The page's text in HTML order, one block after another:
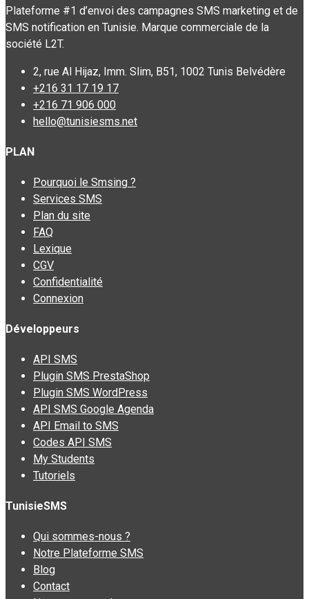
Plateforme #1 d’envoi des campagnes SMS marketing et de
SMS notification en Tunisie. Marque commerciale de la
société L2T.
2, rue Al Hijaz, Imm. Slim, B51, 1002 Tunis Belvédère
+216 31 17 19 17
+216 71 906 000
hello@tunisiesms.net
PLAN
Pourquoi le Smsing ?
Services SMS
Plan du site
FAQ
Lexique
CGV
Confidentialité
Connexion
Développeurs
API SMS
Plugin SMS PrestaShop
Plugin SMS WordPress
API SMS Google Agenda
API Email to SMS
Codes API SMS
My Students
Tutoriels
TunisieSMS
Qui sommes-nous ?
Notre Plateforme SMS
Blog
Contact